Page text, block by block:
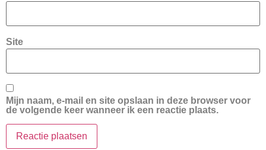
Site
Mijn naam, e-mail en site opslaan in deze browser voor
de volgende keer wanneer ik een reactie plaats.